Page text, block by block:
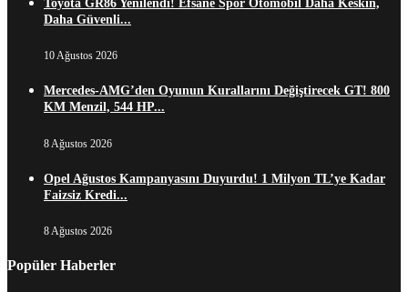
Toyota GR86 Yenilendi! Efsane Spor Otomobil Daha Keskin,
Daha Güvenli...
10 Ağustos 2026
Mercedes-AMG’den Oyunun Kurallarını Değiştirecek GT! 800
KM Menzil, 544 HP...
8 Ağustos 2026
Opel Ağustos Kampanyasını Duyurdu! 1 Milyon TL’ye Kadar
Faizsiz Kredi...
8 Ağustos 2026
Popüler Haberler